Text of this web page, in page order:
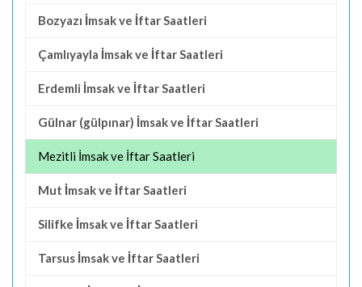
Bozyazı İmsak ve İftar Saatleri
Çamlıyayla İmsak ve İftar Saatleri
Erdemli İmsak ve İftar Saatleri
Gülnar (gülpınar) İmsak ve İftar Saatleri
Mezitli İmsak ve İftar Saatleri
Mut İmsak ve İftar Saatleri
Silifke İmsak ve İftar Saatleri
Tarsus İmsak ve İftar Saatleri